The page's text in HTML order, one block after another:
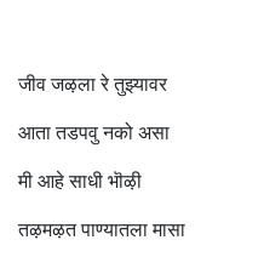
जीव जऴला रे तुझ्यावर
आता तडपवु नको असा
मी आहे साधी भॊऴी
तऴमऴत पाण्यातला मासा